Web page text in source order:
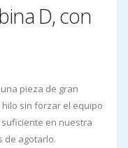
D, con
pieza de gran
sin forzar el equipo
en nuestra
de agotarlo.